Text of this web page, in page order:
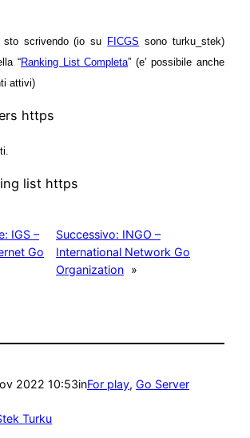
scrivendo (io su FICGS sono turku_stek)
“Ranking List Completa” (e’ possibile anche
attivi)
IGS –
Go
Successivo: INGO –
International Network Go
Organization »
2022 10:53inFor play, Go Server
Turku